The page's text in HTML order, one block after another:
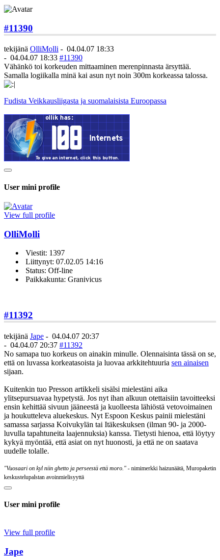
#11390
tekijänä OlliMolli - 04.04.07 18:33
- 04.04.07 18:33 #11390
Vähänkö toi korkeuden mittaaminen merenpinnasta ärsyttää.
Samalla logiikalla minä kai asun nyt noin 300m korkeassa talossa.
Fudista Veikkausliigasta ja suomalaisista Euroopassa
User mini profile
View full profile
OlliMolli
Viestit: 1397
Liittynyt: 07.02.05 14:16
Status: Off-line
Paikkakunta: Granivicus
#11392
tekijänä Jape - 04.04.07 20:37
- 04.04.07 20:37 #11392
No samapa tuo korkeus on ainakin minulle. Olennaisinta tässä on se,
että on luvassa korkeatasoista ja luovaa arkkitehtuuria sen ainaisen
sijaan.
Kuitenkin tuo Presson artikkeli sisälsi mielestäni aika
ylitsepursuavaa hypetystä. Jos nyt ihan alkuun otettaisiin tavoitteeksi
ensin kehittää sivuun jääneestä ja kuolleesta lähiöstä vetovoimainen
ja houkutteleva aluekeskus. Nyt Espoon Keskus painii mielestäni
samassa sarjassa Koivukylän tai Itäkeskuksen (ilman 90- ja 2000-
luvulla tapahtuneita laajennuksia) kanssa. Tietysti hienoa, että löytyy
kykyä myöntää, että asiat on nyt huonosti, ja että ne on saatava
uudelle tolalle.
"Vuosaari on kyl niin ghetto ja perseestä että moro." - nimimerkki haizunäätä, Muropaketin
keskustelupalstan avoinmielisyyttä
User mini profile
View full profile
Jape